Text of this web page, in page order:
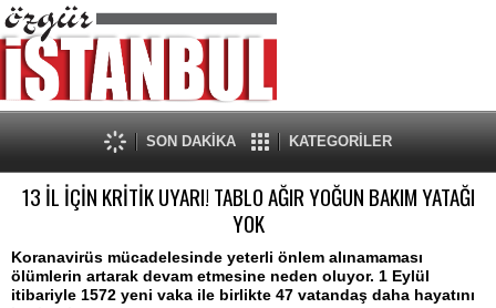
SON DAKİKA KATEGORİLER
13 İL İÇİN KRİTİK UYARI! TABLO AĞIR YOĞUN BAKIM YATAĞI
YOK
Koranavirüs mücadelesinde yeterli önlem alınamaması
ölümlerin artarak devam etmesine neden oluyor. 1 Eylül
itibariyle 1572 yeni vaka ile birlikte 47 vatandaş daha hayatını